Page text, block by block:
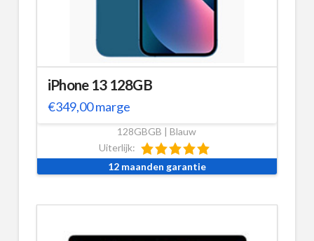
iPhone 13 128GB
€349,00marge
128GBGB | Blauw
Uiterlijk:
12 maanden garantie